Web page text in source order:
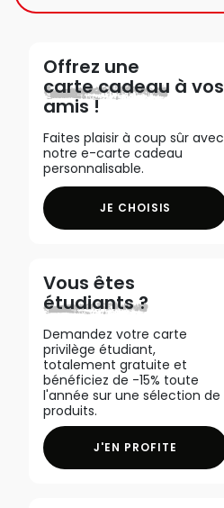
Offrez une
carte cadeau à vos
amis !
Faites plaisir à coup sûr avec
notre e-carte cadeau
personnalisable.
JE CHOISIS
Vous êtes
étudiants ?
Demandez votre carte
privilège étudiant,
totalement gratuite et
bénéficiez de -15% toute
l'année sur une sélection de
produits.
J'EN PROFITE